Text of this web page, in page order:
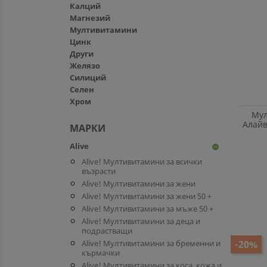
Калций
Магнезий
Мултивитамини
Цинк
Други
Желязо
Силиций
Селен
Хром
МАРКИ
Alive remove_circle
Alive! Мултивитамини за всички
възрасти
Alive! Мултивитамини за жени
Alive! Мултивитамини за жени 50 +
Alive! Мултивитамини за мъже 50 +
Alive! Мултивитамини за деца и
подрастващи
Alive! Мултивитамини за бременни и
кърмачки
-20%